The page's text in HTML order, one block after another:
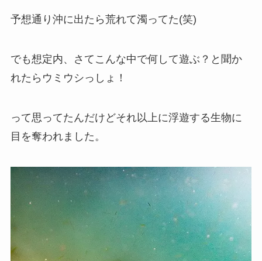
予想通り沖に出たら荒れて濁ってた(笑)
でも想定内、さてこんな中で何して遊ぶ？と聞か
れたらウミウシっしょ！
って思ってたんだけどそれ以上に浮遊する生物に
目を奪われました。